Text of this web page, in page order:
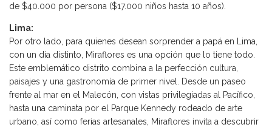
de $40.000 por persona ($17.000 niños hasta 10 años).
Lima:
Por otro lado, para quienes desean sorprender a papá en Lima,
con un día distinto, Miraflores es una opción que lo tiene todo.
Este emblemático distrito combina a la perfección cultura,
paisajes y una gastronomía de primer nivel. Desde un paseo
frente al mar en el Malecón, con vistas privilegiadas al Pacífico,
hasta una caminata por el Parque Kennedy rodeado de arte
urbano, así como ferias artesanales, Miraflores invita a descubrir